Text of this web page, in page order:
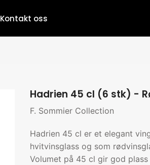
Kontakt oss
Hadrien 45 cl (6 stk) -
F. Sommier Collection
Hadrien 45 cl er et elegant
hvitvinsglass og som
Volumet på 45 cl gir god